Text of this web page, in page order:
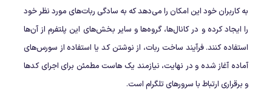
به کاربران خود این امکان را می‌دهد که به سادگی ربات‌های مورد نظر خود
را ایجاد کرده و در کانال‌ها، گروه‌ها و سایر بخش‌های این پلتفرم از آن‌ها
استفاده کنند. فرآیند ساخت ربات، از نوشتن کد یا استفاده از سورس‌های
آماده آغاز شده و در نهایت، نیازمند یک هاست مطمئن برای اجرای کدها
و برقراری ارتباط با سرورهای تلگرام است.